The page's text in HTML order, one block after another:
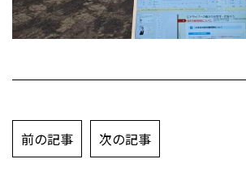
投
稿
前の記事 次の記事